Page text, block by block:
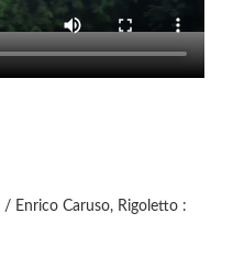
Enrico Caruso, Rigoletto :